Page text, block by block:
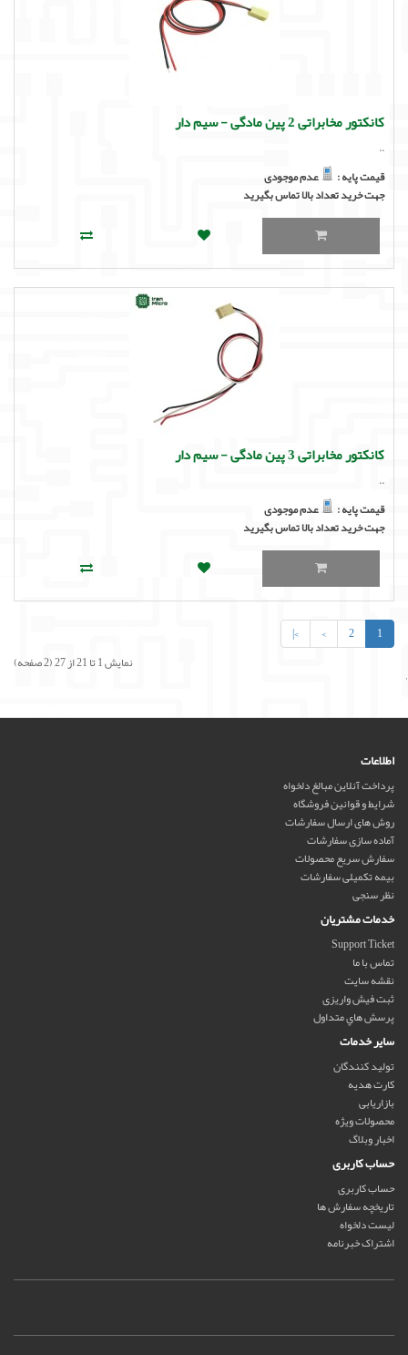
کانکتور مخابراتی 2 پین مادگی - سیم دار
..
قیمت پایه :
عدم موجودی
جهت خرید تعداد بالا تماس بگیرید
کانکتور مخابراتی 3 پین مادگی - سیم دار
..
قیمت پایه :
عدم موجودی
جهت خرید تعداد بالا تماس بگیرید
1
2
>
>|
نمایش 1 تا 21 از 27 (2 صفحه)
'
اطلاعات
پرداخت آنلاین مبالغ دلخواه
شرایط و قوانین فروشگاه
روش های ارسال سفارشات
آماده سازی سفارشات
سفارش سریع محصولات
بیمه تکمیلی سفارشات
نظر سنجی
خدمات مشتریان
Support Ticket
تماس با ما
نقشه سایت
ثبت فیش واریزی
پرسش هاي متداول
سایر خدمات
تولید کنندگان
کارت هدیه
بازاریابی
محصولات ویژه
اخبار وبلاگ
حساب کاربری
حساب کاربری
تاریخچه سفارش ها
لیست دلخواه
اشتراک خبرنامه